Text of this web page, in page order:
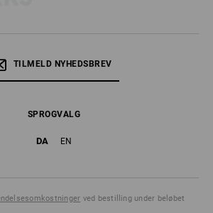
TILMELD NYHEDSBREV
SPROGVALG
DA EN
ved bestilling under beløbet